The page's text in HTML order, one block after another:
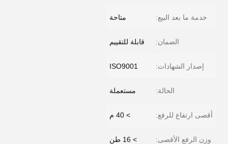
خدمة ما بعد البيع: متاحة
الضمان: قابلة للتقييم
إصدار الشهادات: ISO9001
الحالة: مستعملة
أقصى ارتفاع للرفع: > 40 م
وزن الرفع الأقصى: > 16 طن